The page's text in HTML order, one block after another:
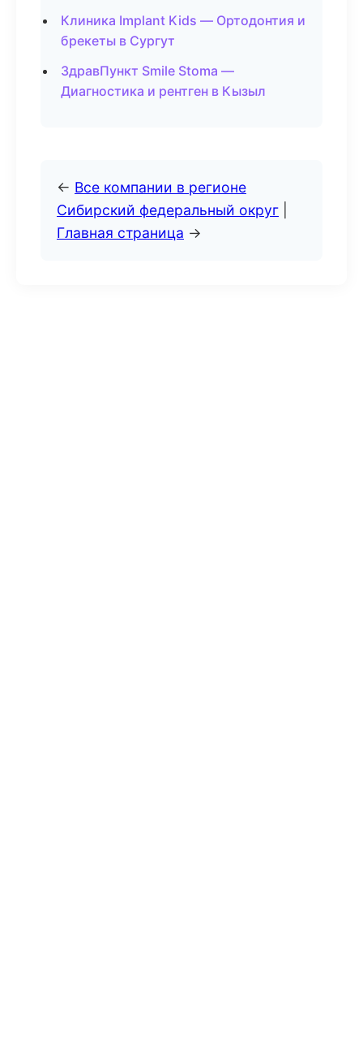
Клиника Implant Kids — Ортодонтия и
брекеты в Сургут
ЗдравПункт Smile Stoma —
Диагностика и рентген в Кызыл
← Все компании в регионе
Сибирский федеральный округ
Главная страница →